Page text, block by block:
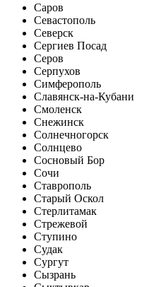
Саров
Севастополь
Северск
Сергиев Посад
Серов
Серпухов
Симферополь
Славянск-на-Кубани
Смоленск
Снежинск
Солнечногорск
Солнцево
Сосновый Бор
Сочи
Ставрополь
Старый Оскол
Стерлитамак
Стрежевой
Ступино
Судак
Сургут
Сызрань